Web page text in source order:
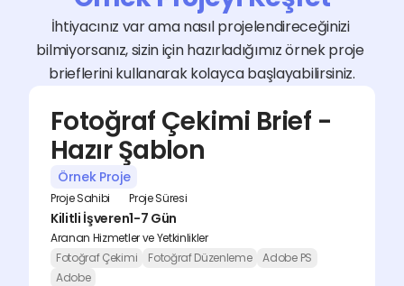
İhtiyacınız var ama nasıl projelendireceğinizi
bilmiyorsanız, sizin için hazırladığımız örnek proje
brieflerini kullanarak kolayca başlayabilirsiniz.
Fotoğraf Çekimi Brief -
Hazır Şablon
Örnek Proje
Proje Sahibi
Kilitli İşveren
Proje Süresi
1-7 Gün
Aranan Hizmetler ve Yetkinlikler
Fotoğraf Çekimi
Fotoğraf Düzenleme
Adobe PS
Adobe